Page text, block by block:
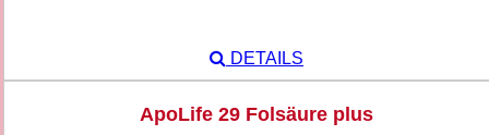
DETAILS
ApoLife 29 Folsäure plus